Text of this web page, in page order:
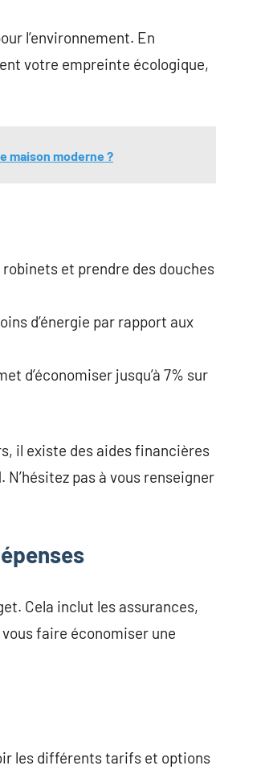
l’environnement. En
votre empreinte écologique,
maison moderne ?
et prendre des douches
d’énergie par rapport aux
d’économiser jusqu’à 7% sur
il existe des aides financières
pas à vous renseigner
Cela inclut les assurances,
faire économiser une
les différents tarifs et options